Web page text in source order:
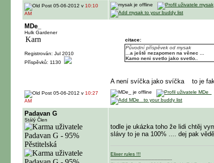
05-06-2012 v 10:10
AM
MDe_
Hulk Gardener
Registrován: Jul 2010
Příspěvků: 1130
citace:
Původní příspěvek od mysak
...a ještě nezapomen na věnec ...
Kamo neni svetlo jako svetlo..
A není svíčka jako svíčka to je
05-06-2012 v 10:27
AM
Padavan G
Stálý Člen
todle je ukázka toho že lidi chtěj
slávy to je na 100% .... dej pak
Elixer rules !!!
------------------------------------------